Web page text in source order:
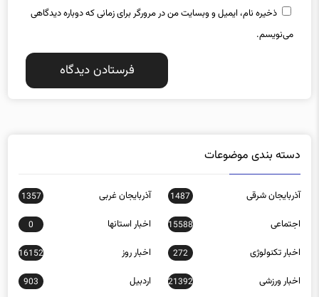
ذخیره نام، ایمیل و وبسایت من در مرورگر برای زمانی که دوباره دیدگاهی
می‌نویسم.
دسته بندی موضوعات
آذربایجان شرقی 1487 آذربایجان غربی 1357
اجتماعی 15588 اخبار استانها 0
اخبار تکنولوژی 272 اخبار روز 16152
اخبار ورزشی 21392 اردبیل 903